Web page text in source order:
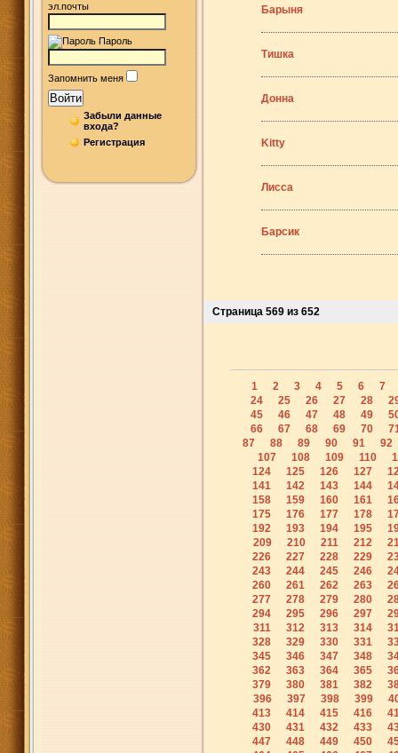
эл.почты
Пароль
Запомнить меня
Войти
Забыли данные
входа?
Регистрация
Барыня
Тишка
Донна
Kitty
Лисса
Барсик
Страница 569 из 652
1 2 3 4 5 6
7
24
25 26 27 28
45
46 47 48 49
66
67 68 69 70
87
88 89 90 91
92
107
108 109 110
124
125 126 127
141
142 143 144
158
159 160 161
175
176 177 178
192
193 194 195
209
210 211 212
226
227 228 229
243
244 245 246
260
261 262 263
277
278 279 280
294
295 296 297
311
312 313 314
328
329 330 331
345
346 347 348
362
363 364 365
379
380 381 382
396
397 398 399
413
414 415 416
430
431 432 433
447
448 449 450